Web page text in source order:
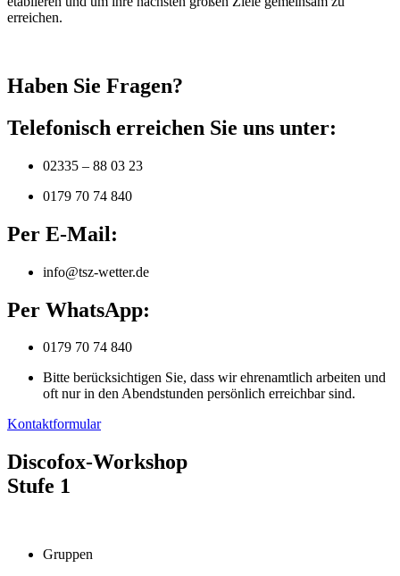
erreichen.
Haben Sie Fragen?
Telefonisch erreichen Sie uns unter:
02335 – 88 03 23
0179 70 74 840
Per E-Mail:
info@tsz-wetter.de
Per WhatsApp:
0179 70 74 840
Bitte berücksichtigen Sie, dass wir ehrenamtlich arbeiten und
oft nur in den Abendstunden persönlich erreichbar sind.
Kontaktformular
Discofox-Workshop
Stufe 1
Gruppen